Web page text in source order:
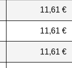
11,61 €
11,61 €
11,61 €